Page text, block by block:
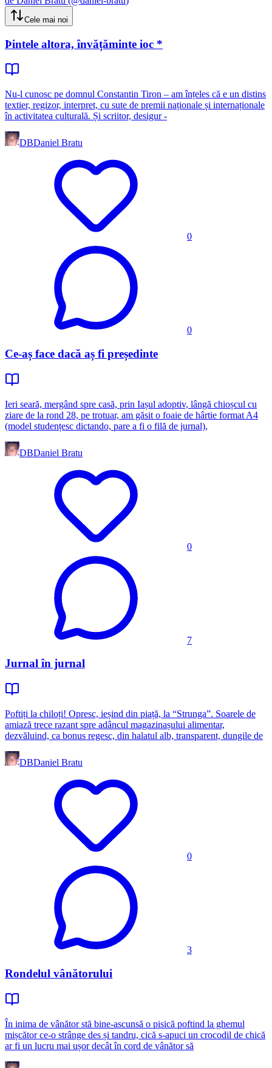
Cele mai noi
Þintele altora, învățăminte ioc *
Nu-l cunosc pe domnul Constantin Tiron – am înțeles că e un distins
textier, regizor, interpret, cu sute de premii naționale și internaționale
în activitatea culturală. Și scriitor, desigur -
DBDaniel Bratu
0
0
Ce-aș face dacă aș fi președinte
Ieri seară, mergând spre casă, prin Iașul adoptiv, lângă chioșcul cu
ziare de la rond 28, pe trotuar, am găsit o foaie de hârtie format A4
(model studențesc dictando, pare a fi o filă de jurnal),
DBDaniel Bratu
0
7
Jurnal în jurnal
Poftiți la chiloți! Opresc, ieșind din piață, la “Strunga”. Soarele de
amiază trece razant spre adâncul magazinașului alimentar,
dezvăluind, ca bonus regesc, din halatul alb, transparent, dungile de
DBDaniel Bratu
0
3
Rondelul vânătorului
În inima de vânător stă bine-ascunsă o pisică poftind la ghemul
mișcător ce-o strânge des și tandru, cică s-apuci un crocodil de chică
ar fi un lucru mai ușor decât în cord de vânător să